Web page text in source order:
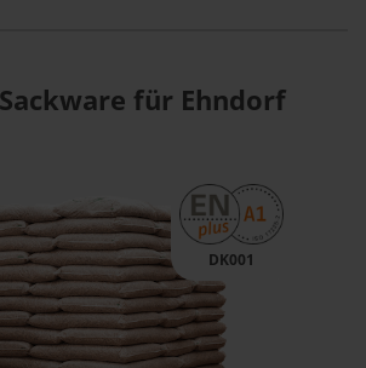
für Ehndorf
DK001